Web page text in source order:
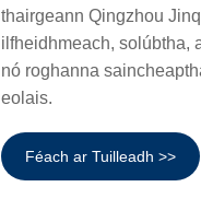
thairgeann Qingzhou
ilfheidhmeach, solúbtha,
nó roghanna
eolais.
Féach ar Tuilleadh >>